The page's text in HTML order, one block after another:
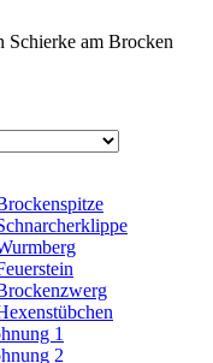
Schierke am Brocken
1
2